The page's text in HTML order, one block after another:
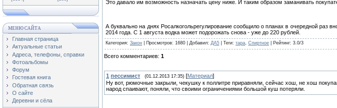
МЕНЮ САЙТА
Главная страница
Актуальные статьи
Адреса, телефоны, справки
Фотоальбомы
Форум
Гостевая книга
Обратная связь
О сайте
Деревни и сёла
Это давало им возможность назначать цену ниже. И таким образом заманивать
А буквально на днях Росалкогольрегулирование сообщило о планах в очередной раз
2014 года. С 1 августа водка может подорожать снова - уже до 220 рублей.
Категория: Закон Просмотров: 1680 | Добавил: ДА5 Теги: тара, Спиртное Рейтинг: 3.0/3
Всего комментариев: 1
1 пессимист (01.12.2013 17:35) [Материал]
Ну вот, рюмочные закрыли, чекушку к поллитре приравняли, сейчас хош, не хош
народ спаивают, поняли, что своими ограничениями большой куш потеряли.